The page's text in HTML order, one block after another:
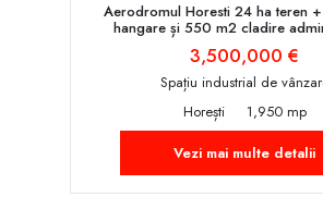
Aerodromul Horesti 24 ha teren
hangare și 550 m2 cladire
3,500,000 €
Spațiu industrial de
Horești
1,950 mp
Vezi mai multe detalii